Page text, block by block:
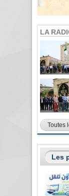
LA
Toutes
Les